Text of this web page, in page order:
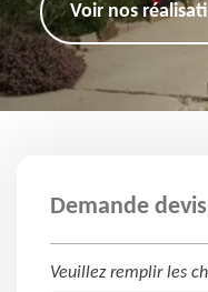
Voir nos
Demande
Veuillez remplir les